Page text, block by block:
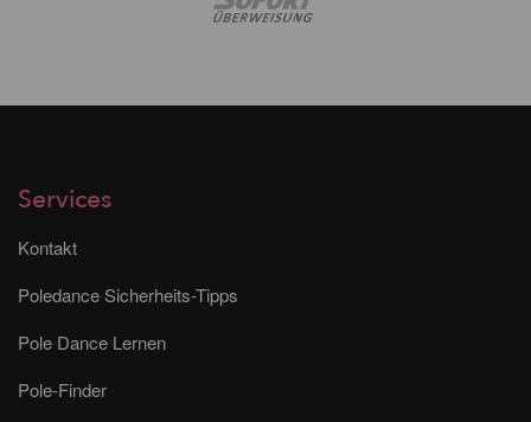
Services
Kontakt
Poledance Sicherheits-Tipps
Pole Dance Lernen
Pole-Finder